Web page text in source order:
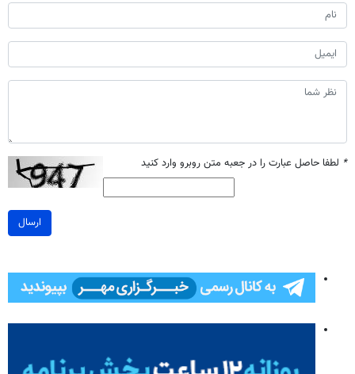
* لطفا حاصل عبارت را در جعبه متن روبرو وارد کنید
ارسال